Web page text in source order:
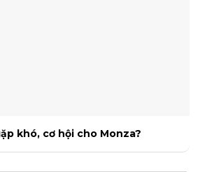
khó, cơ hội cho Monza?